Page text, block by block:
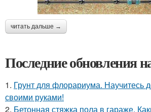
читать дальше →
Последние обновления
1. Грунт для флорариума. Научитесь
своими руками!
2. Бетонная стяжка пола в гараже.